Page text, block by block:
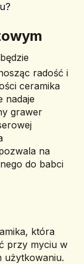
radość i
ceramika
nadaje
grawer
na
do babci
która
przy myciu w
użytkowaniu.